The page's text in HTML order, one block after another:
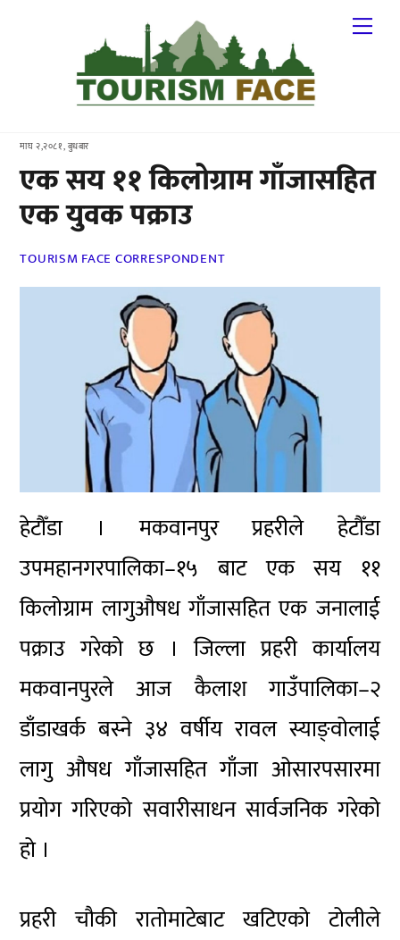
माघ २,२०८१, बुधबार
एक सय ११ किलोग्राम गाँजासहित
एक युवक पक्राउ
TOURISM FACE CORRESPONDENT
हेटौँडा । मकवानपुर प्रहरीले हेटौँडा
उपमहानगरपालिका–१५ बाट एक सय ११
किलोग्राम लागुऔषध गाँजासहित एक जनालाई
पक्राउ गरेको छ । जिल्ला प्रहरी कार्यालय
मकवानपुरले आज कैलाश गाउँपालिका–२
डाँडाखर्क बस्ने ३४ वर्षीय रावल स्याङ्वोलाई
लागु औषध गाँजासहित गाँजा ओसारपसारमा
प्रयोग गरिएको सवारीसाधन सार्वजनिक गरेको
हो ।
प्रहरी चौकी रातोमाटेबाट खटिएको टोलीले